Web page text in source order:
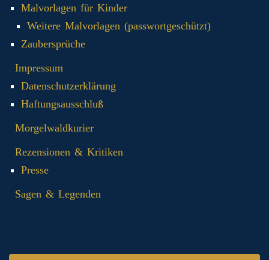
Malvorlagen für Kinder
Weitere Malvorlagen (passwortgeschützt)
Zaubersprüche
Impressum
Datenschutzerklärung
Haftungsausschluß
Morgelwaldkurier
Rezensionen & Kritiken
Presse
Sagen & Legenden